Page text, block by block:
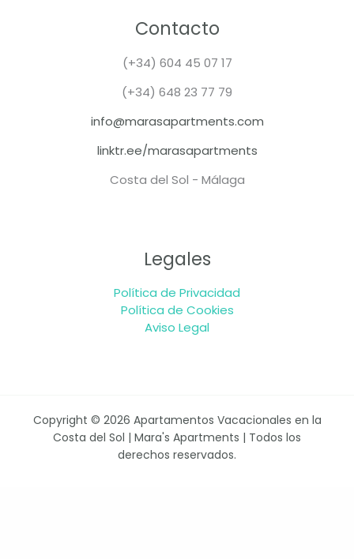
Contacto
(+34) 604 45 07 17
(+34) 648 23 77 79
info@marasapartments.com
linktr.ee/marasapartments
Costa del Sol - Málaga
Legales
Política de Privacidad
Política de Cookies
Aviso Legal
Copyright © 2026 Apartamentos Vacacionales en la
Costa del Sol | Mara's Apartments | Todos los
derechos reservados.